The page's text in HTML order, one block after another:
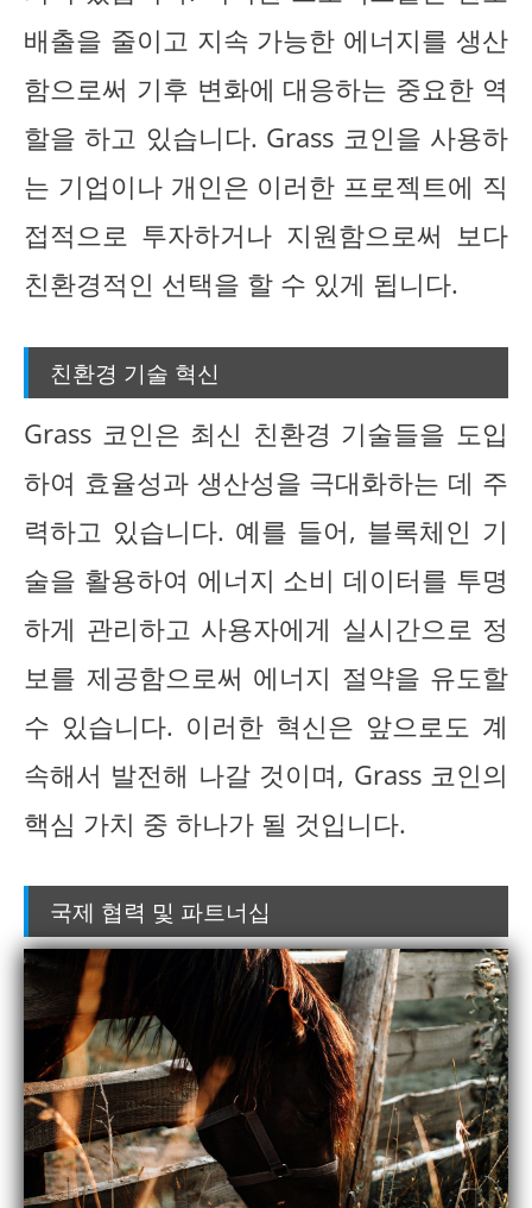
배출을 줄이고 지속 가능한 에너지를 생산
함으로써 기후 변화에 대응하는 중요한 역
할을 하고 있습니다. Grass 코인을 사용하
는 기업이나 개인은 이러한 프로젝트에 직
접적으로 투자하거나 지원함으로써 보다
친환경적인 선택을 할 수 있게 됩니다.
친환경 기술 혁신
Grass 코인은 최신 친환경 기술들을 도입
하여 효율성과 생산성을 극대화하는 데 주
력하고 있습니다. 예를 들어, 블록체인 기
술을 활용하여 에너지 소비 데이터를 투명
하게 관리하고 사용자에게 실시간으로 정
보를 제공함으로써 에너지 절약을 유도할
수 있습니다. 이러한 혁신은 앞으로도 계
속해서 발전해 나갈 것이며, Grass 코인의
핵심 가치 중 하나가 될 것입니다.
국제 협력 및 파트너십